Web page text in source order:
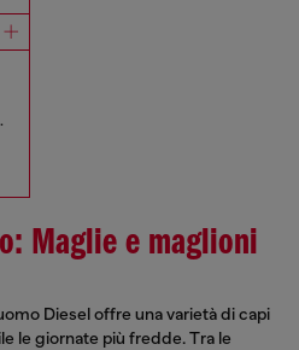
floreale
Maglie e maglioni
Diesel offre una varietà di capi
le giornate più fredde. Tra le